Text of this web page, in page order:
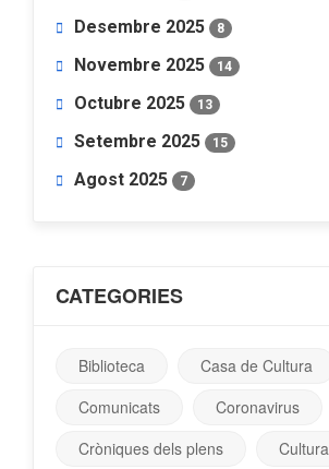
Desembre 2025 8
Novembre 2025 14
Octubre 2025 13
Setembre 2025 15
Agost 2025 7
CATEGORIES
Biblioteca
Casa de Cultura
Comunicats
Coronavirus
Cròniques dels plens
Cultura